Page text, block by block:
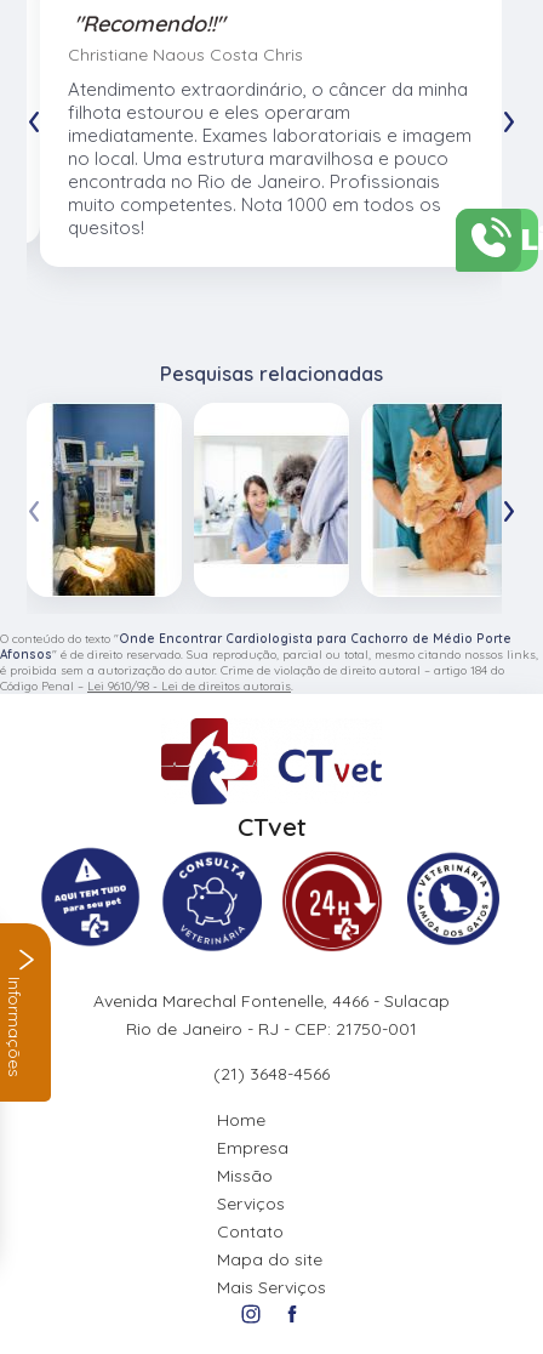
"Recomendo!!"
Christiane Naous Costa Chris
Atendimento extraordinário, o câncer da minha
filhota estourou e eles operaram
imediatamente. Exames laboratoriais e imagem
no local. Uma estrutura maravilhosa e pouco
encontrada no Rio de Janeiro. Profissionais
muito competentes. Nota 1000 em todos os
quesitos!
‹ ›
Pesquisas relacionadas
‹ ›
O conteúdo do texto "Onde Encontrar Cardiologista para Cachorro de Médio Porte
Afonsos" é de direito reservado. Sua reprodução, parcial ou total, mesmo citando nossos links,
é proibida sem a autorização do autor. Crime de violação de direito autoral – artigo 184 do
Código Penal – Lei 9610/98 - Lei de direitos autorais.
CTvet
Avenida Marechal Fontenelle, 4466 - Sulacap
Rio de Janeiro - RJ - CEP: 21750-001
(21) 3648-4566
Home
Empresa
Missão
Serviços
Contato
Mapa do site
Mais Serviços
Informações